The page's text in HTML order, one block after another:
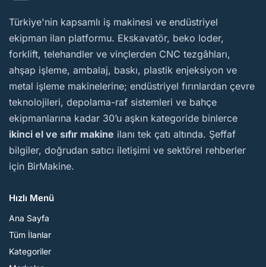
BirMakine
Türkiye'nin kapsamlı iş makinesi ve endüstriyel
ekipman ilan platformu. Ekskavatör, beko loder,
forklift, telehandler ve vinçlerden CNC tezgâhları,
ahşap işleme, ambalaj, baskı, plastik enjeksiyon ve
metal işleme makinelerine; endüstriyel fırınlardan çevre
teknolojileri, depolama-raf sistemleri ve bahçe
ekipmanlarına kadar 30’u aşkın kategoride binlerce
ikinci el ve sıfır makine ilanı tek çatı altında. Şeffaf
bilgiler, doğrudan satıcı iletişimi ve sektörel rehberler
için BirMakine.
Hızlı Menü
Ana Sayfa
Tüm İlanlar
Kategoriler